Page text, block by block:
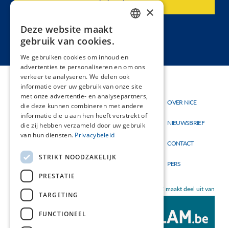
Hoofdnavigatie
Thema's
Materialen
Nieuw
Topmenu
OVER NICE
NIEUWSBRIEF
CONTACT
PERS
NICE maakt deel uit van
×
Deze website maakt
gebruik van cookies.
We gebruiken cookies om inhoud en
advertenties te personaliseren en om ons
verkeer te analyseren. We delen ook
informatie over uw gebruik van onze site
met onze advertentie- en analysepartners,
die deze kunnen combineren met andere
informatie die u aan hen heeft verstrekt of
die zij hebben verzameld door uw gebruik
van hun diensten. Privacybeleid
STRIKT NOODZAKELIJK
PRESTATIE
TARGETING
FUNCTIONEEL